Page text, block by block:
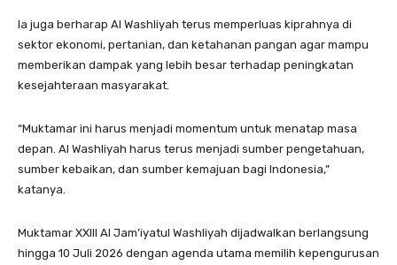
Ia juga berharap Al Washliyah terus memperluas kiprahnya di
sektor ekonomi, pertanian, dan ketahanan pangan agar mampu
memberikan dampak yang lebih besar terhadap peningkatan
kesejahteraan masyarakat.
“Muktamar ini harus menjadi momentum untuk menatap masa
depan. Al Washliyah harus terus menjadi sumber pengetahuan,
sumber kebaikan, dan sumber kemajuan bagi Indonesia,”
katanya.
Muktamar XXIII Al Jam’iyatul Washliyah dijadwalkan berlangsung
hingga 10 Juli 2026 dengan agenda utama memilih kepengurusan